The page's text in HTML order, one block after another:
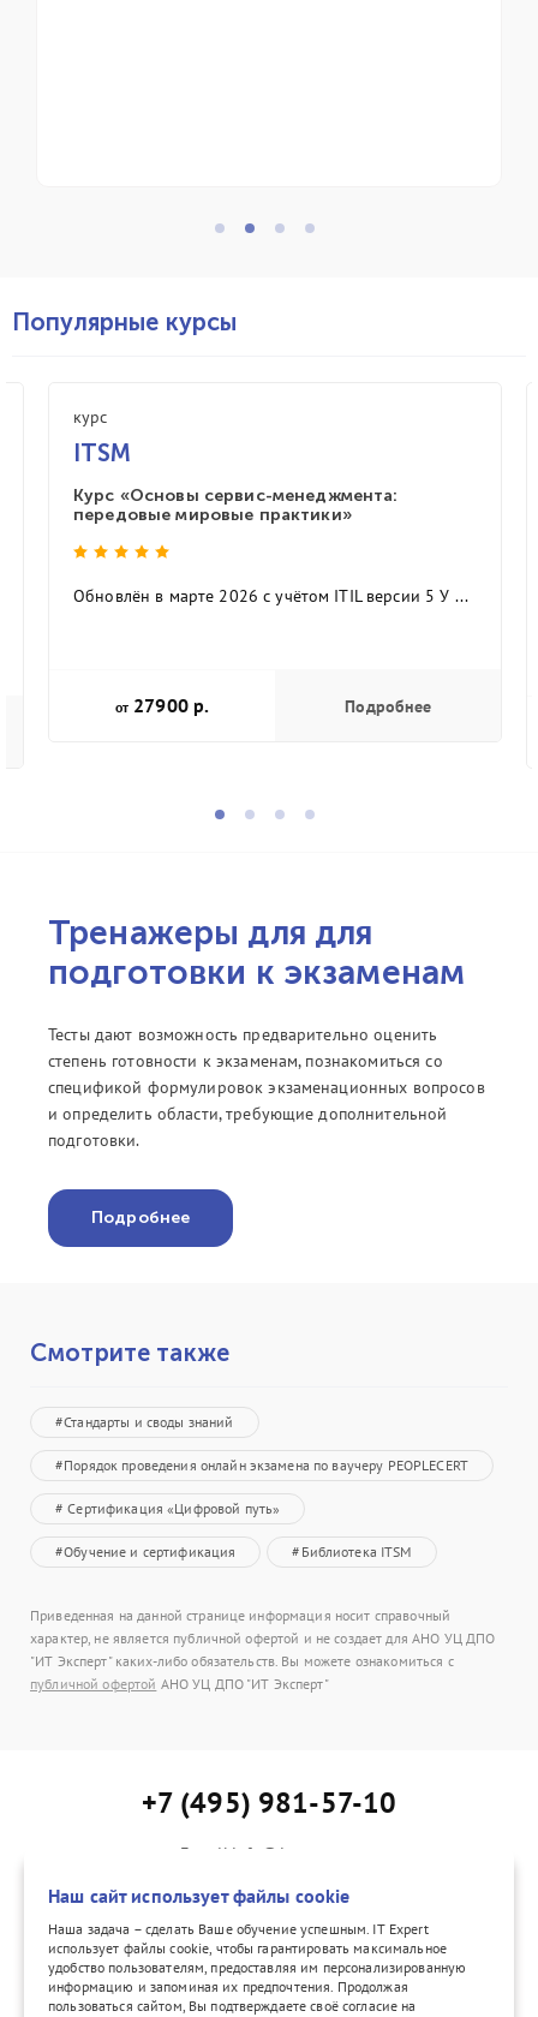
Популярные курсы
курс
ITSM
Курс «Основы сервис-менеджмента:
передовые мировые практики»
Обновлён в марте 2026 с учётом ITIL версии 5 У ...
от 27900 р. Подробнее
Тренажеры для для
подготовки к экзаменам
Тесты дают возможность предварительно оценить
степень готовности к экзаменам, познакомиться со
спецификой формулировок экзаменационных вопросов
и определить области, требующие дополнительной
подготовки.
Подробнее
Смотрите также
#Стандарты и своды знаний
#Порядок проведения онлайн экзамена по ваучеру PEOPLECERT
# Сертификация «Цифровой путь»
#Обучение и сертификация #Библиотека ITSM
Приведенная на данной странице информация носит справочный
характер, не является публичной офертой и не создает для АНО УЦ ДПО
"ИТ Эксперт" каких-либо обязательств. Вы можете ознакомиться с
публичной офертой АНО УЦ ДПО "ИТ Эксперт"
+7 (495) 981-57-10
E-mail:info@itexpert.ru
vk.com/itexpertvk/
Наш сайт использует файлы cookie
Наша задача – сделать Ваше обучение успешным. IT Expert
использует файлы cookie, чтобы гарантировать максимальное
удобство пользователям, предоставляя им персонализированную
информацию и запоминая их предпочтения. Продолжая
пользоваться сайтом, Вы подтверждаете своё согласие на